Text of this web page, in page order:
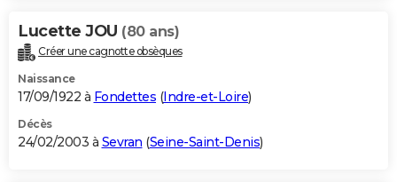
Lucette JOU (80 ans)
Créer une cagnotte obsèques
Naissance
17/09/1922 à Fondettes (Indre-et-Loire)
Décès
24/02/2003 à Sevran (Seine-Saint-Denis)